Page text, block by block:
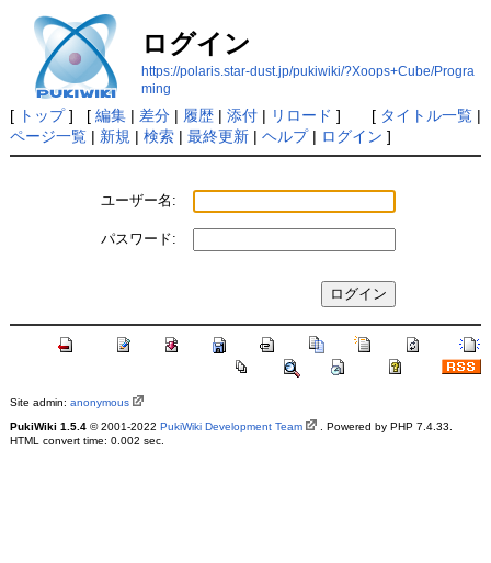
ログイン
https://polaris.star-dust.jp/pukiwiki/?Xoops+Cube/Progra
ming
[ トップ] [ 編集| 差分| 履歴| 添付| リロード ] [ タイトル一覧|
ページ一覧| 新規 | 検索| 最終更新| ヘルプ| ログイン ]
ユーザー名:
パスワード:
Site admin: anonymous
PukiWiki 1.5.4© 2001-2022 PukiWiki Development Team
. Powered by PHP 7.4.33.
HTML convert time: 0.002 sec.